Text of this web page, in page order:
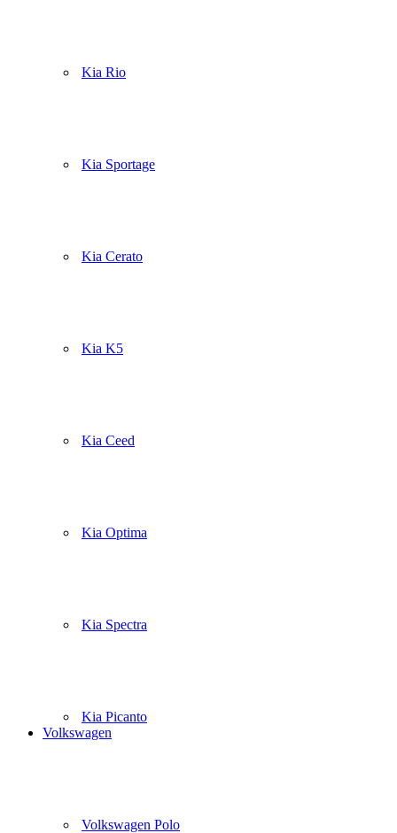
Kia Rio
Kia Sportage
Kia Cerato
Kia K5
Kia Ceed
Kia Optima
Kia Spectra
Kia Picanto
Volkswagen
Volkswagen Polo